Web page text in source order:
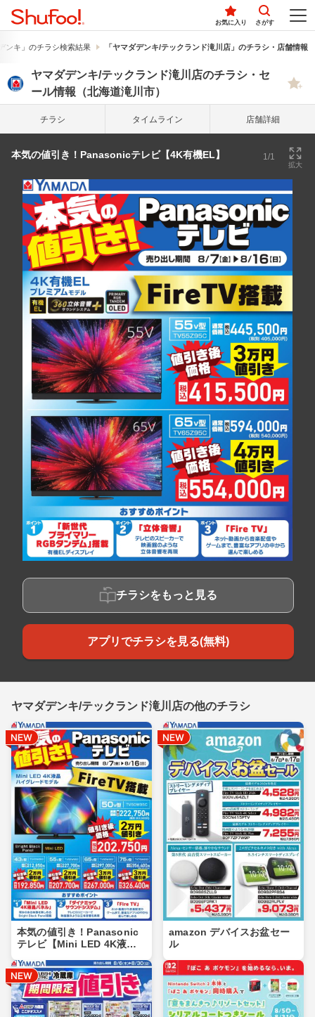
お気に入り さがす
ンキ」のチラシ検索結果 「ヤマダデンキ/テックランド滝川店」のチラシ・店舗情報
ヤマダデンキ/テックランド滝川店のチラシ・セ
ール情報（北海道滝川市）
チラシ タイム ライン 店舗詳細
本気の値引き！Panasonicテレビ【4K有機EL】 1/1
拡大
チラシをもっと見る
アプリでチラシを見る(無料)
ヤマダデンキ/テックランド滝川店の他のチラシ
本気の値引き！Panasonic
テレビ【Mini LED 4K液
amazon デバイスお盆セー
ル